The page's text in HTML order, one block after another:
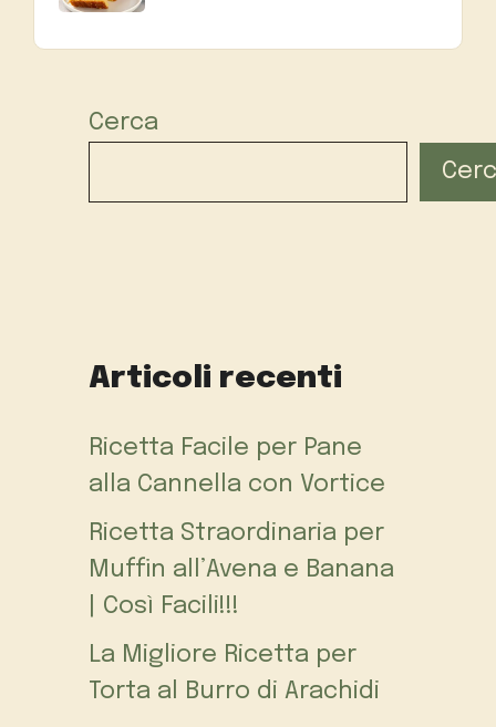
Cerca
Articoli recenti
Ricetta Facile per Pane
alla Cannella con Vortice
Ricetta Straordinaria per
Muffin all’Avena e Banana
| Così Facili!!!
La Migliore Ricetta per
Torta al Burro di Arachidi